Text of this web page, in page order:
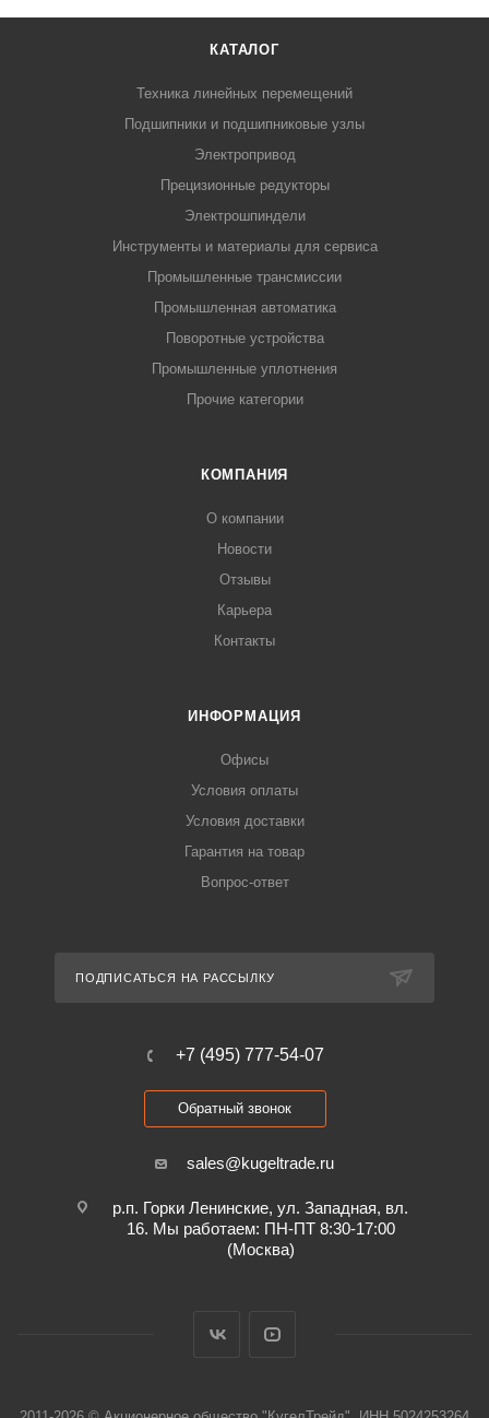
КАТАЛОГ
Техника линейных перемещений
Подшипники и подшипниковые узлы
Электропривод
Прецизионные редукторы
Электрошпиндели
Инструменты и материалы для сервиса
Промышленные трансмиссии
Промышленная автоматика
Поворотные устройства
Промышленные уплотнения
Прочие категории
КОМПАНИЯ
О компании
Новости
Отзывы
Карьера
Контакты
ИНФОРМАЦИЯ
Офисы
Условия оплаты
Условия доставки
Гарантия на товар
Вопрос-ответ
ПОДПИСАТЬСЯ НА РАССЫЛКУ
+7 (495) 777-54-07
Обратный звонок
sales@kugeltrade.ru
р.п. Горки Ленинские, ул. Западная, вл.
16. Мы работаем: ПН-ПТ 8:30-17:00
(Москва)